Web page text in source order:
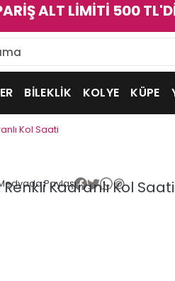
ALT LİMİTİ 500
BİLEKLİK KOLYE KÜPE
Kol Saati
Paylaş